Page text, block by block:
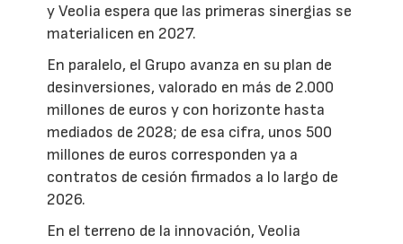
y Veolia espera que las primeras sinergias se
materialicen en 2027.
En paralelo, el Grupo avanza en su plan de
desinversiones, valorado en más de 2.000
millones de euros y con horizonte hasta
mediados de 2028; de esa cifra, unos 500
millones de euros corresponden ya a
contratos de cesión firmados a lo largo de
2026.
En el terreno de la innovación, Veolia